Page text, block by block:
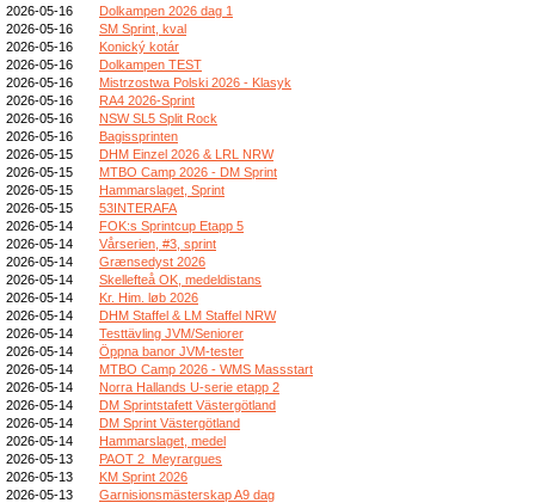
2026-05-16
Dolkampen 2026 dag 1
2026-05-16
SM Sprint, kval
2026-05-16
Konický kotár
2026-05-16
Dolkampen TEST
2026-05-16
Mistrzostwa Polski 2026 - Klasyk
2026-05-16
RA4 2026-Sprint
2026-05-16
NSW SL5 Split Rock
2026-05-16
Bagissprinten
2026-05-15
DHM Einzel 2026 & LRL NRW
2026-05-15
MTBO Camp 2026 - DM Sprint
2026-05-15
Hammarslaget, Sprint
2026-05-15
53INTERAFA
2026-05-14
FOK:s Sprintcup Etapp 5
2026-05-14
Vårserien, #3, sprint
2026-05-14
Grænsedyst 2026
2026-05-14
Skellefteå OK, medeldistans
2026-05-14
Kr. Him. løb 2026
2026-05-14
DHM Staffel & LM Staffel NRW
2026-05-14
Testtävling JVM/Seniorer
2026-05-14
Öppna banor JVM-tester
2026-05-14
MTBO Camp 2026 - WMS Massstart
2026-05-14
Norra Hallands U-serie etapp 2
2026-05-14
DM Sprintstafett Västergötland
2026-05-14
DM Sprint Västergötland
2026-05-14
Hammarslaget, medel
2026-05-13
PAOT 2_Meyrargues
2026-05-13
KM Sprint 2026
2026-05-13
Garnisionsmästerskap A9 dag